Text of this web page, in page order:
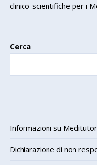
clinico-scientifiche per i
Cerca
Informazioni su Meditutor
Dichiarazione di non